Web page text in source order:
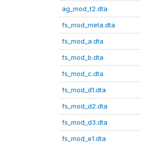
ag_mod_t2.dta
fs_mod_meta.dta
fs_mod_a.dta
fs_mod_b.dta
fs_mod_c.dta
fs_mod_d1.dta
fs_mod_d2.dta
fs_mod_d3.dta
fs_mod_e1.dta